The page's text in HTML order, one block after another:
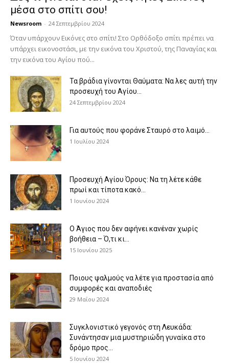
μέσα στο σπίτι σου!
Newsroom - 24 Σεπτεμβρίου 2024
Όταν υπάρχουν Εικόνες στο σπίτι! Στο Ορθόδοξο σπίτι πρέπει να
υπάρχει εικονοστάσι, με την εικόνα του Χριστού, της Παν­αγίας και
την εικόνα του Αγίου πού...
Τα βράδια γίνονται Θαύματα: Να λες αυτή την
προσευχή του Αγίου...
24 Σεπτεμβρίου 2024
Για αυτούς που φοράνε Σταυρό στο λαιμό…
1 Ιουλίου 2024
Προσευχή Αγίου Όρους: Να τη λέτε κάθε
πρωί και τίποτα κακό...
1 Ιουνίου 2024
Ο Άγιος που δεν αφήνει κανέναν χωρίς
βοήθεια – Ό,τι κι...
15 Ιουνίου 2025
Ποιους ψαλμούς να λέτε για προστασία από
συμφορές και αναποδιές
29 Μαΐου 2024
Συγκλονιστικό γεγονός στη Λευκάδα:
Συνάντησαν μια μυστηριώδη γυναίκα στο
δρόμο προς...
5 Ιουνίου 2024